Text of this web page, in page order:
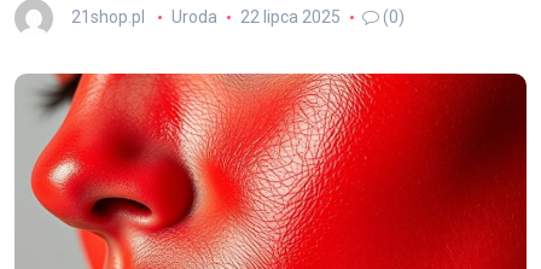
21shop.pl Uroda 22 lipca 2025 (0)